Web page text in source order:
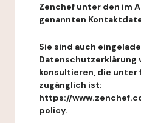
Zenchef unter den im
genannten
Sie sind auch
Datenschutzerklärung
konsultieren, die unter
zugänglich ist:
https://
policy.